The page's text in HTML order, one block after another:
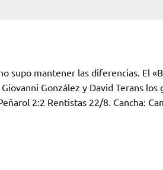
supo mantener las diferencias. El
González y David Terans los
2:2 Rentistas 22/8. Cancha: